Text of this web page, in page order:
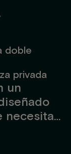
doble
privada
un
necesitas
estos